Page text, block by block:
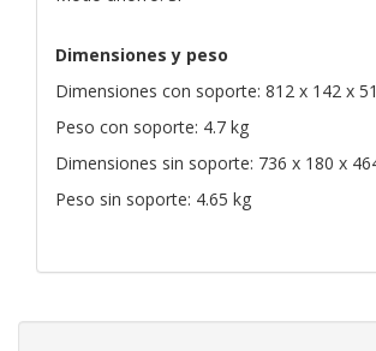
Dimensiones y peso
Dimensiones con soporte: 812 x 142 x
Peso con soporte: 4.7 kg
Dimensiones sin soporte: 736 x 180 x
Peso sin soporte: 4.65 kg